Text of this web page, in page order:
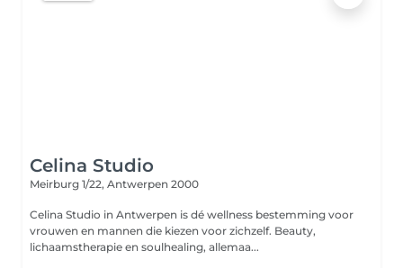
Celina Studio
Meirburg 1/22, Antwerpen 2000
Celina Studio in Antwerpen is dé wellness bestemming voor
vrouwen en mannen die kiezen voor zichzelf. Beauty,
lichaamstherapie en soulhealing, allemaa...